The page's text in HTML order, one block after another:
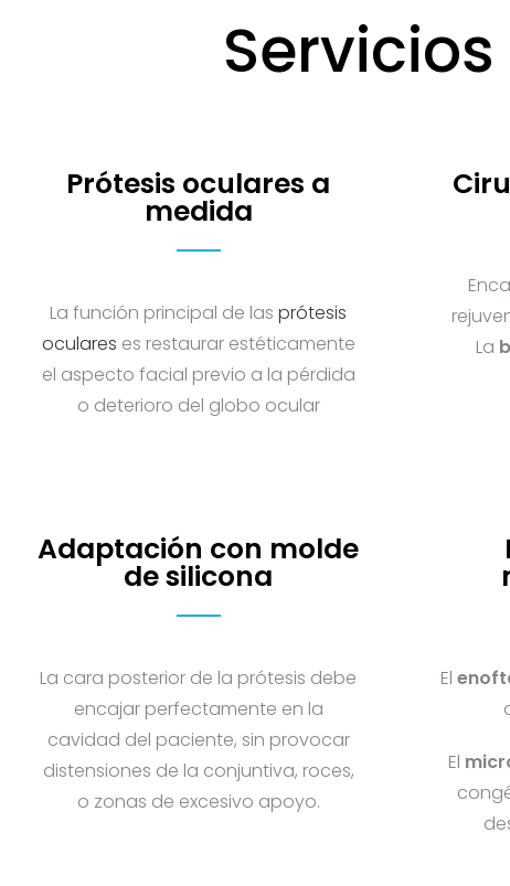
Prótesis oculares a
medida
La función principal de lasprótesis
oculares es restaurar estéticamente
el aspecto facial previo a la pérdida
o deterioro del globo ocular
La
Adaptación con molde
de silicona
La cara posterior de la prótesis debe
encajar perfectamente en la
cavidad del paciente, sin provocar
distensiones de la conjuntiva, roces,
o zonas de excesivo apoyo.
El
El